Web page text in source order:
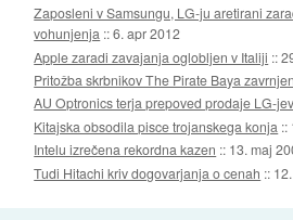
Zaposleni v Samsungu, LG-ju aretirani
vohunjenja ::6. apr 2012
Apple zaradi zavajanja oglobljen v Italiji ::
Pritožba skrbnikov The Pirate Baya
AU Optronics terja prepoved prodaje LG-
Kitajska obsodila pisce trojanskega konja ::
Intelu izrečena rekordna kazen :: 13. maj
Tudi Hitachi kriv dogovarjanja o cenah ::